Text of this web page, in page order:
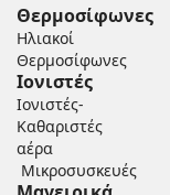
Θερμοσίφωνες
Ηλιακοί
Θερμοσίφωνες
Ιονιστές
Ιονιστές-
Καθαριστές
αέρα
Μικροσυσκευές